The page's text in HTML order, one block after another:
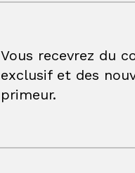
Vous recevrez du
exclusif et des
primeur.